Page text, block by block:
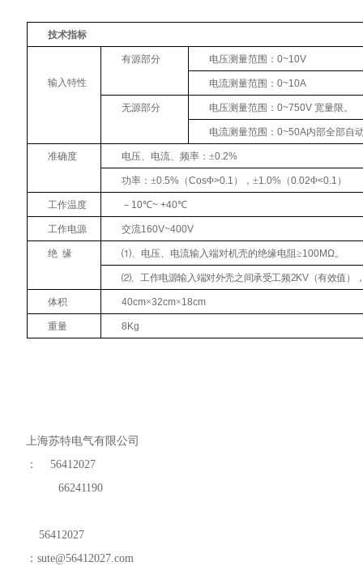
技术指标
输入特性
有源部分 电压测量范围： 0~10V
电流测量范围： 0~10A
无源部分 电压测量范围： 0~750V 宽量限。
电流测量范围： 0~50A内部全部自
准确度 电压、电流、频率：±0.2%
功率：±0.5%（CosΦ>0.1 ），±1.0%（0.02Φ<0.1 ）
工作温度 － 10℃~ +40℃
工作电源 交流160V~400V
绝 缘 ⑴、电压、电流输入端对机壳的绝缘电阻≥100MΩ。
⑵、工作电源输入端对外壳之间承受工频2KV（有效值）
体积 40cm×32cm×18cm
重量 8Kg
上海苏特电气有限公司
：
56412027
66241190
56412027
： sute@56412027.com